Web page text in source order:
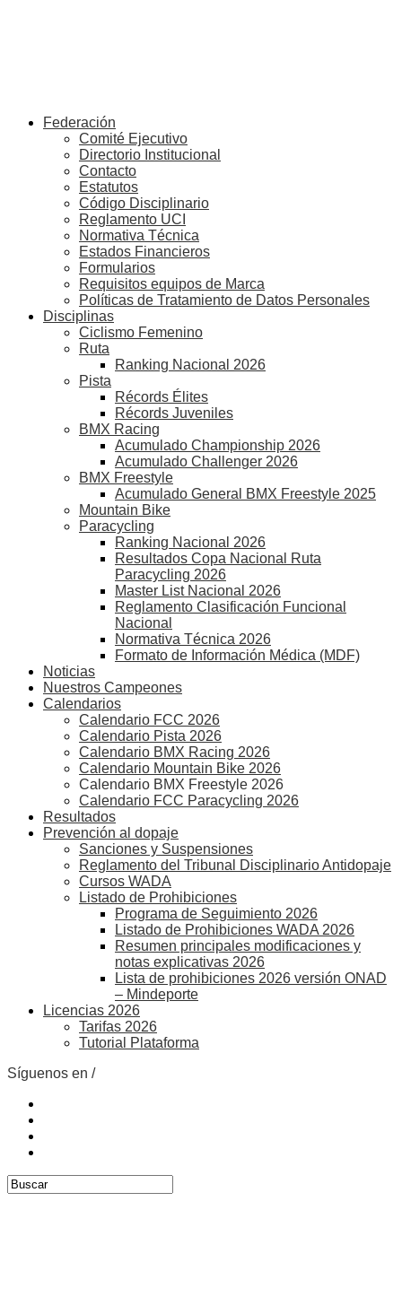
Federación
Comité Ejecutivo
Directorio Institucional
Contacto
Estatutos
Código Disciplinario
Reglamento UCI
Normativa Técnica
Estados Financieros
Formularios
Requisitos equipos de Marca
Políticas de Tratamiento de Datos Personales
Disciplinas
Ciclismo Femenino
Ruta
Ranking Nacional 2026
Pista
Récords Élites
Récords Juveniles
BMX Racing
Acumulado Championship 2026
Acumulado Challenger 2026
BMX Freestyle
Acumulado General BMX Freestyle 2025
Mountain Bike
Paracycling
Ranking Nacional 2026
Resultados Copa Nacional Ruta
Paracycling 2026
Master List Nacional 2026
Reglamento Clasificación Funcional
Nacional
Normativa Técnica 2026
Formato de Información Médica (MDF)
Noticias
Nuestros Campeones
Calendarios
Calendario FCC 2026
Calendario Pista 2026
Calendario BMX Racing 2026
Calendario Mountain Bike 2026
Calendario BMX Freestyle 2026
Calendario FCC Paracycling 2026
Resultados
Prevención al dopaje
Sanciones y Suspensiones
Reglamento del Tribunal Disciplinario Antidopaje
Cursos WADA
Listado de Prohibiciones
Programa de Seguimiento 2026
Listado de Prohibiciones WADA 2026
Resumen principales modificaciones y
notas explicativas 2026
Lista de prohibiciones 2026 versión ONAD
– Mindeporte
Licencias 2026
Tarifas 2026
Tutorial Plataforma
Síguenos en /